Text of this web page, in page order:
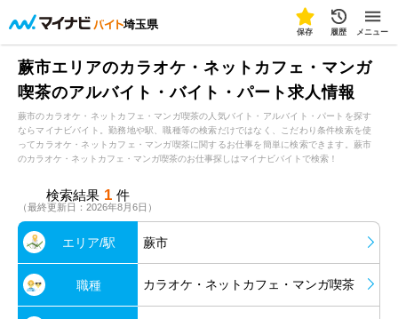
埼玉県
保存 履歴 メニュー
蕨市エリアのカラオケ・ネットカフェ・マンガ
喫茶のアルバイト・バイト・パート求人情報
蕨市のカラオケ・ネットカフェ・マンガ喫茶の人気バイト・アルバイト・パートを探す
ならマイナビバイト。勤務地や駅、職種等の検索だけではなく、こだわり条件検索を使
ってカラオケ・ネットカフェ・マンガ喫茶に関するお仕事を簡単に検索できます。蕨市
のカラオケ・ネットカフェ・マンガ喫茶のお仕事探しはマイナビバイトで検索！
検索結果 1 件
（最終更新日：2026年8月6日）
エリア/駅 蕨市
職種 カラオケ・ネットカフェ・マンガ喫茶